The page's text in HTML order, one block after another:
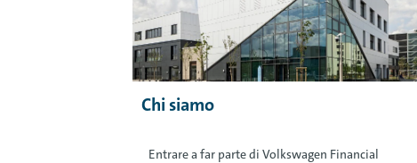
Chi siamo
Entrare a far parte di Volkswagen Financial